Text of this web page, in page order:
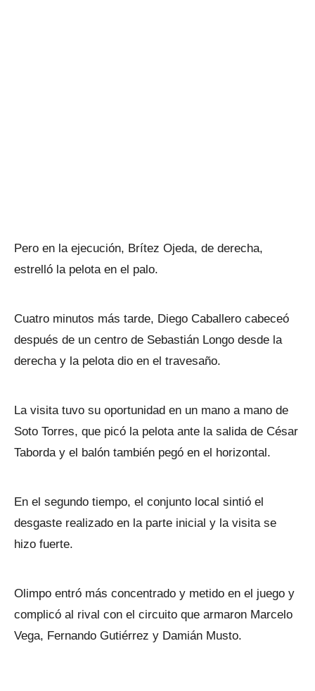
Pero en la ejecución, Brítez Ojeda, de derecha,
estrelló la pelota en el palo.
Cuatro minutos más tarde, Diego Caballero cabeceó
después de un centro de Sebastián Longo desde la
derecha y la pelota dio en el travesaño.
La visita tuvo su oportunidad en un mano a mano de
Soto Torres, que picó la pelota ante la salida de César
Taborda y el balón también pegó en el horizontal.
En el segundo tiempo, el conjunto local sintió el
desgaste realizado en la parte inicial y la visita se
hizo fuerte.
Olimpo entró más concentrado y metido en el juego y
complicó al rival con el circuito que armaron Marcelo
Vega, Fernando Gutiérrez y Damián Musto.